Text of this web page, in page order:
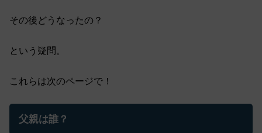
その後どうなったの？
という疑問。
これらは次のページで！
父親は誰？